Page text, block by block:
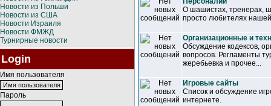
Новости из Польши
Новости из США
Новости Израиля
Новости ФМЖД
Турнирные новости
Login
Имя пользователя
Пароль
О шашистах, тренерах,
просто любителях
Организационные и
Обсуждение кодексов,
вопросов. Регламенты
жеребьевка и прочее...
Игровые сайты
Список и обсуждение
интернете.